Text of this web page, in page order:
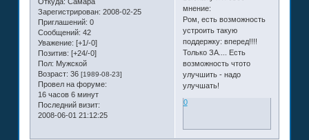
Зарегистрирован: 2008-02-25
Приглашений: 0
Сообщений: 42
Уважение: [+1/-0]
Позитив: [+24/-0]
Пол: Мужской
Возраст: 36 [1989-08-23]
Провел на форуме:
16 часов 6 минут
Последний визит:
2008-06-01 21:12:25
мнение:
Ром, есть возможность
устроить такую
поддержку: вперед!!!!
Только ЗА.... Есть
возможность чтото
улучшить - надо
улучшать!
0